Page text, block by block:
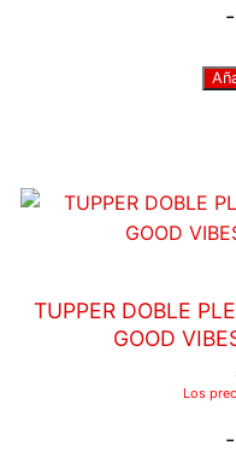
-
TUPPER DOBLE
GOOD
Los
-